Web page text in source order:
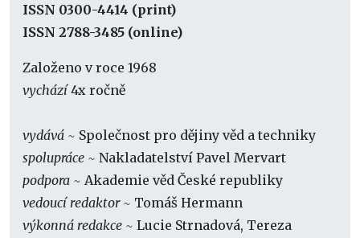
ISSN 0300-4414 (print)
ISSN 2788-3485 (online)
Založeno v roce 1968
vychází4x ročně
vydává ~ Společnost pro dějiny věd a techniky
spolupráce ~ Nakladatelství Pavel Mervart
podpora ~ Akademie věd České republiky
vedoucí redaktor ~ Tomáš Hermann
výkonná redakce ~ Lucie Strnadová, Tereza